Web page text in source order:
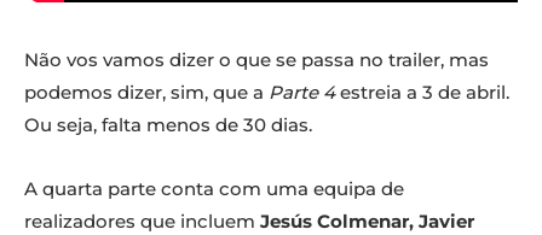
Não vos vamos dizer o que se passa no trailer, mas
podemos dizer, sim, que a Parte 4estreia a 3 de abril.
Ou seja, falta menos de 30 dias.
A quarta parte conta com uma equipa de
realizadores que incluem Jesús Colmenar, Javier